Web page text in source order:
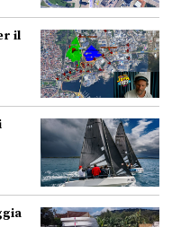
il